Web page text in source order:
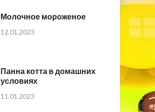
Молочное мороженое
12.01.2023
Панна котта в домашних
условиях
11.01.2023